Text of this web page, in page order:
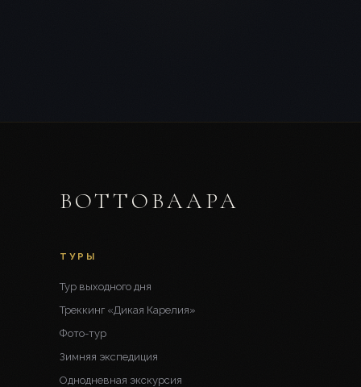
ВОТТОВААРА
ТУРЫ
Тур выходного дня
Треккинг «Дикая Карелия»
Фото-тур
Зимняя экспедиция
Однодневная экскурсия